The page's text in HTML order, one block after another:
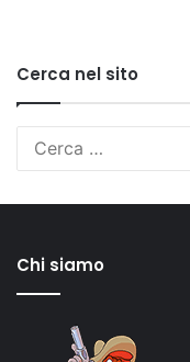
Cerca nel sito
Chi siamo